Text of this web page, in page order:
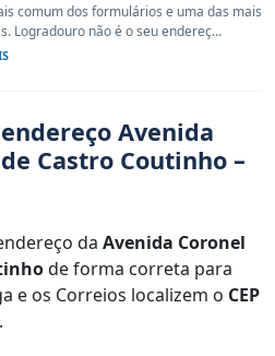
comum dos formulários e uma das mais
Logradouro não é o seu endereç...
Avenida
Castro Coutinho –
da Avenida Coronel
de forma correta para
e os Correios localizem o CEP